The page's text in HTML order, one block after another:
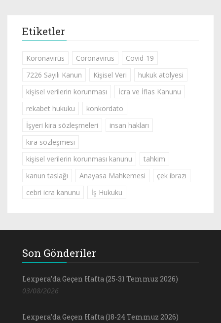
Etiketler
Koronavirüs Coronavirus
Covid-19
7226 Sayılı Kanun
Kişisel Veri
hukuk atölyesi
kişisel verilerin korunması
İcra ve İflas Kanunu
rekabet hukuku
konkordato
İşyeri kira sözleşmeleri
insan hakları
kira sözleşmesi
kişisel verilerin korunması kanunu
tahkim
kanun taslağı
Anayasa Mahkemesi
çek ibrazı
cebri icra kanunu
İş Hukuku
Son Gönderiler
Lexpera’da Geçen Hafta (25-31 Temmuz 2026)
03/08/2026
Lexpera’da Geçen Hafta (18-24 Temmuz 2026)